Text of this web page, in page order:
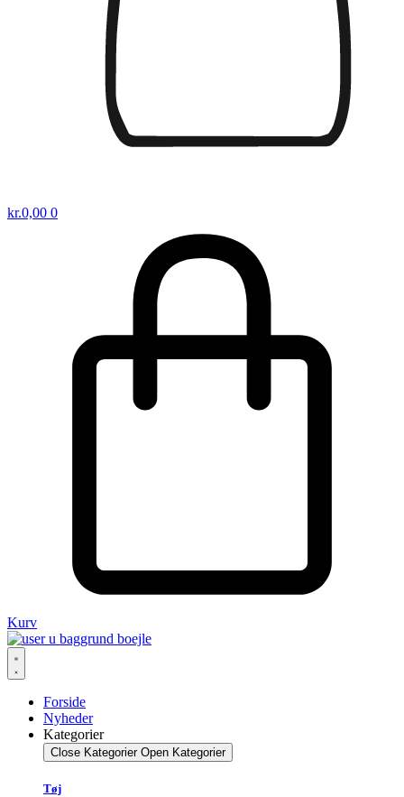
kr.0,00 0
Kurv
Forside
Nyheder
Kategorier
Close Kategorier Open Kategorier
Tøj